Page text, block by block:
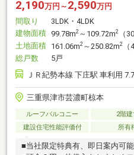
2,190万円～ 2,590万円
間取り
3LDK・4LDK
建物面積 99.78m2 ～109.72m2
（
土地面積 161.06m2 ～250.82m2
総戸数
5戸
ＪＲ紀勢本線 下庄駅 車利用
三重県津市芸濃町椋本
ルーフバルコニー 2階建
建設住宅性能評価付
所有
■当社限定特典有、即日案内可能